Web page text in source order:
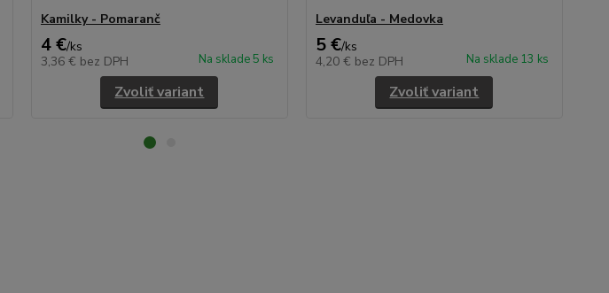
Kamilky - Pomaranč
4 €/ks
3,36 € bez DPH Na sklade 5 ks
Zvoliť variant
Levanduľa - Medovka
5 €/ks
4,20 € bez DPH Na sklade 13 ks
Zvoliť variant